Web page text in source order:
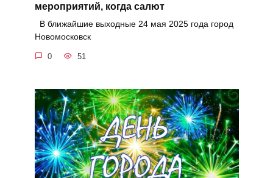
мероприятий, когда салют
В ближайшие выходные 24 мая 2025 года город
Новомосковск
0 51